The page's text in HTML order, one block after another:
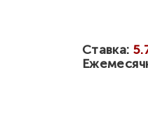
Ставка: